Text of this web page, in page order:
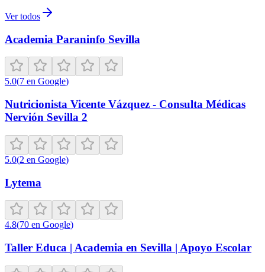
Ver todos
Academia Paraninfo Sevilla
5.0(7 en Google)
Nutricionista Vicente Vázquez - Consulta Médicas
Nervión Sevilla 2
5.0(2 en Google)
Lytema
4.8(70 en Google)
Taller Educa | Academia en Sevilla | Apoyo Escolar